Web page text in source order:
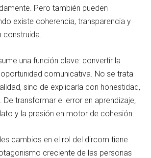
Pero también pueden
existe coherencia, transparencia y
construida.
una función clave: convertir la
comunicativa. No se trata
sino de explicarla con honestidad,
transformar el error en aprendizaje,
y la presión en motor de cohesión.
cambios en el rol del dircom tiene
creciente de las personas